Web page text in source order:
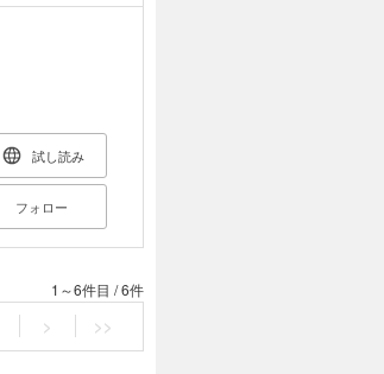
試し読み
フォロー
1～6件目 /6件
> >>